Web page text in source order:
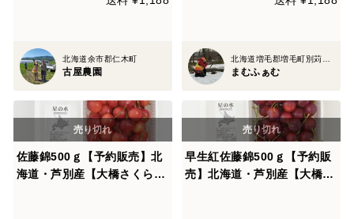
北海道余市郡仁木町
古屋農園 まむふぁむ
佐藤錦500ｇ【予約販売】北
海道・芦別産【大橋さくらん
早生紅佐藤錦500ｇ【予約販
売】北海道・芦別産【大橋さ